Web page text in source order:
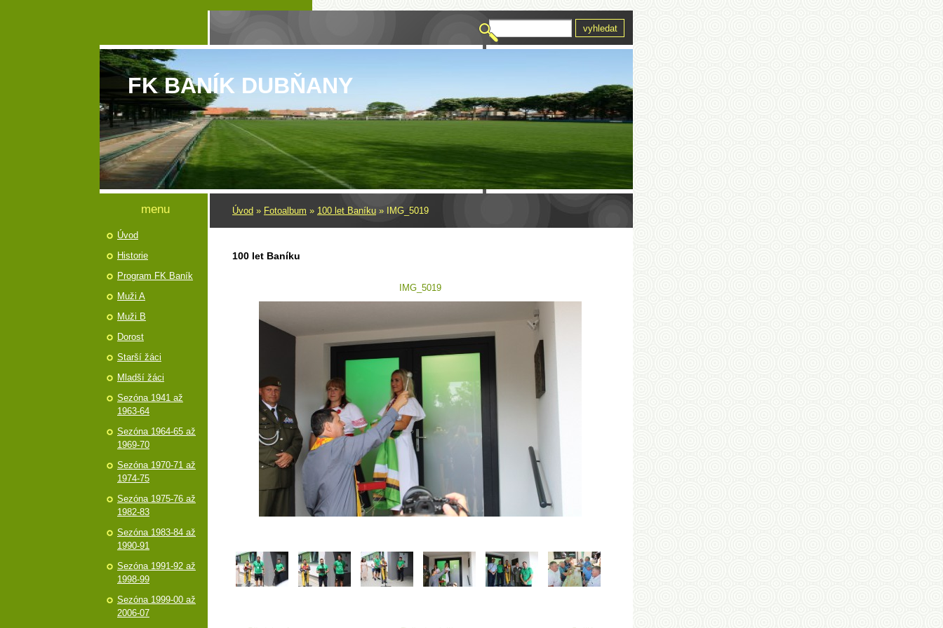
FK BANÍK DUBŇANY
Úvod » Fotoalbum » 100 let Baníku » IMG_5019
100 let Baníku
IMG_5019
menu
Úvod
Historie
Program FK Baník
Muži A
Muži B
Dorost
Starší žáci
Mladší žáci
Sezóna 1941 až
1963-64
Sezóna 1964-65 až
1969-70
Sezóna 1970-71 až
1974-75
Sezóna 1975-76 až
1982-83
Sezóna 1983-84 až
1990-91
Sezóna 1991-92 až
1998-99
Sezóna 1999-00 až
2006-07